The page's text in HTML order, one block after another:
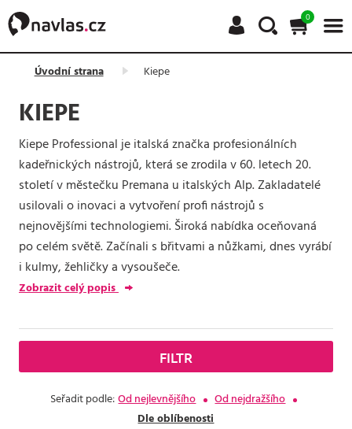
0
Úvodní strana Kiepe
KIEPE
Kiepe Professional je italská značka profesionálních
kadeřnických nástrojů, která se zrodila v 60. letech 20.
století v městečku Premana u italských Alp. Zakladatelé
usilovali o inovaci a vytvoření profi nástrojů s
nejnovějšími technologiemi. Široká nabídka oceňovaná
po celém světě. Začínali s břitvami a nůžkami, dnes vyrábí
i kulmy, žehličky a vysoušeče.
Zobrazit celý popis
FILTR
Seřadit podle:Od nejlevnějšího
Od nejdražšího
Dle oblíbenosti